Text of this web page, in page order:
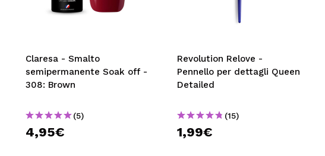
Claresa - Smalto
semipermanente Soak off -
308: Brown
(5)
4,95€
Revolution Relove -
Pennello per dettagli Queen
Detailed
(15)
1,99€